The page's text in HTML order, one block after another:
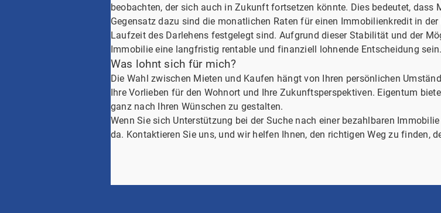
beobachten, der sich auch in Zukunft fortsetzen könnte. Dies bedeutet,
Gegensatz dazu sind die monatlichen Raten für einen Immobilienkredit in
Laufzeit des Darlehens festgelegt sind. Aufgrund dieser Stabilität und der
Immobilie eine langfristig rentable und finanziell lohnende Entscheidung sein.
Was lohnt sich für mich?
Die Wahl zwischen Mieten und Kaufen hängt von Ihren persönlichen
Ihre Vorlieben für den Wohnort und Ihre Zukunftsperspektiven. Eigentum
ganz nach Ihren Wünschen zu gestalten.
Wenn Sie sich Unterstützung bei der Suche nach einer bezahlbaren
da. Kontaktieren Sie uns, und wir helfen Ihnen, den richtigen Weg zu finden,